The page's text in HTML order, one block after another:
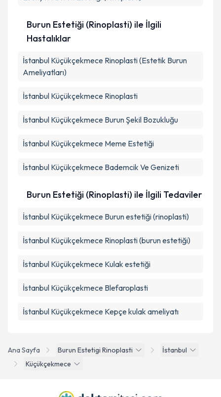
Ana Sayfa Burun Estetigi Rinoplasti
İstanbul
Küçükçekmece
Burun Estetiği (Rinoplasti) ile İlgili
Hastalıklar
İstanbul Küçükçekmece Rinoplasti (Estetik Burun
Ameliyatları)
İstanbul Küçükçekmece Rinoplasti
İstanbul Küçükçekmece Burun Şekil Bozukluğu
İstanbul Küçükçekmece Meme Estetiği
İstanbul Küçükçekmece Bademcik Ve Genizeti
Burun Estetiği (Rinoplasti) ile İlgili Tedaviler
İstanbul Küçükçekmece Burun estetiği (rinoplasti)
İstanbul Küçükçekmece Rinoplasti (burun estetiği)
İstanbul Küçükçekmece Kulak estetiği
İstanbul Küçükçekmece Blefaroplasti
İstanbul Küçükçekmece Kepçe kulak ameliyatı